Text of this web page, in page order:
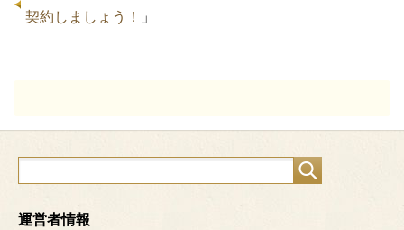
契約しましょう！
」
運営者情報